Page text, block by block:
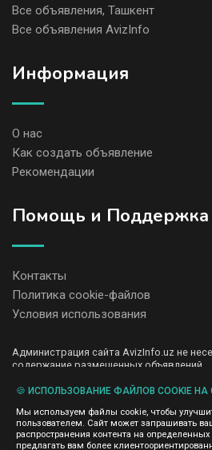
Все объявления, Ташкент
Все объявления AvizInfo
Информация
О нас
Как создать объявление
Рекомендации
Помощь и Поддержка
Контакты
Политика cookie-файлов
Условия использования
Администрация сайта AvizInfo.uz не
содержание размещенных объявлений.
передаем и не продаем личную
правила конфиденциальности сайтов
AvizInfo.uz. На некоторых страницах
реклама Google Adsense Advertising
🍪 ИСПОЛЬЗОВАНИЕ ФАЙЛОВ COOKIE НА
Мы используем файлы cookie, чтобы
пользователем. Сайт может запрашивать
распространения контента на определенных
предлагать вам более